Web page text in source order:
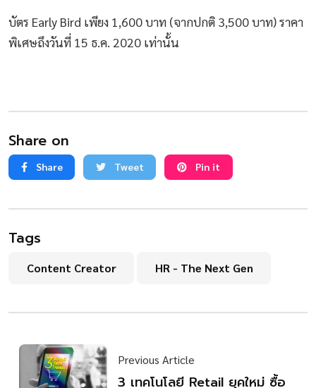
บัตร Early Bird เพียง 1,600 บาท (จากปกติ 3,500 บาท) ราคา
พิเศษถึงวันที่ 15 ธ.ค. 2020 เท่านั้น
Share on
Share Tweet Pin it
Tags
Content Creator HR - The Next Gen
Previous Article
3 เทคโนโลยี Retail ยุคใหม่ ซื้อ